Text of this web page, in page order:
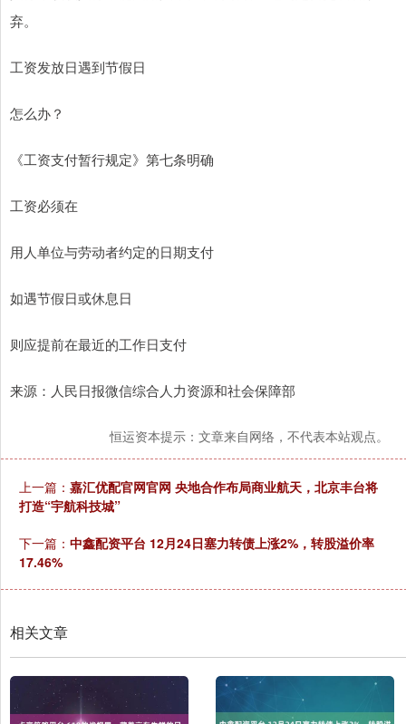
弃。
工资发放日遇到节假日
怎么办？
《工资支付暂行规定》第七条明确
工资必须在
用人单位与劳动者约定的日期支付
如遇节假日或休息日
则应提前在最近的工作日支付
来源：人民日报微信综合人力资源和社会保障部
恒运资本提示：文章来自网络，不代表本站观点。
上一篇： 嘉汇优配官网官网 央地合作布局商业航天，北京丰台将
打造“宇航科技城”
下一篇： 中鑫配资平台 12月24日塞力转债上涨2%，转股溢价率
17.46%
相关文章